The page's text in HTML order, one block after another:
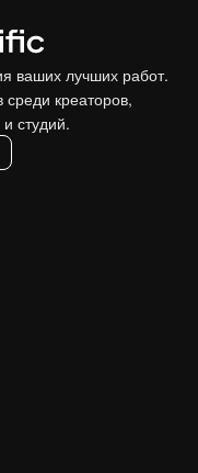
ваших лучших работ.
креаторов,
студий.